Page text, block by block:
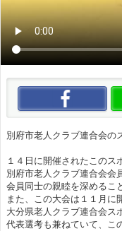
別府市老人クラブ連合会の
１４日に開催されたこのス
別府市老人クラブ連合会会
会員同士の親睦を深めるこ
また、この大会は１１月に
大分県老人クラブ連合会ス
代表選考も兼ねていて、こ